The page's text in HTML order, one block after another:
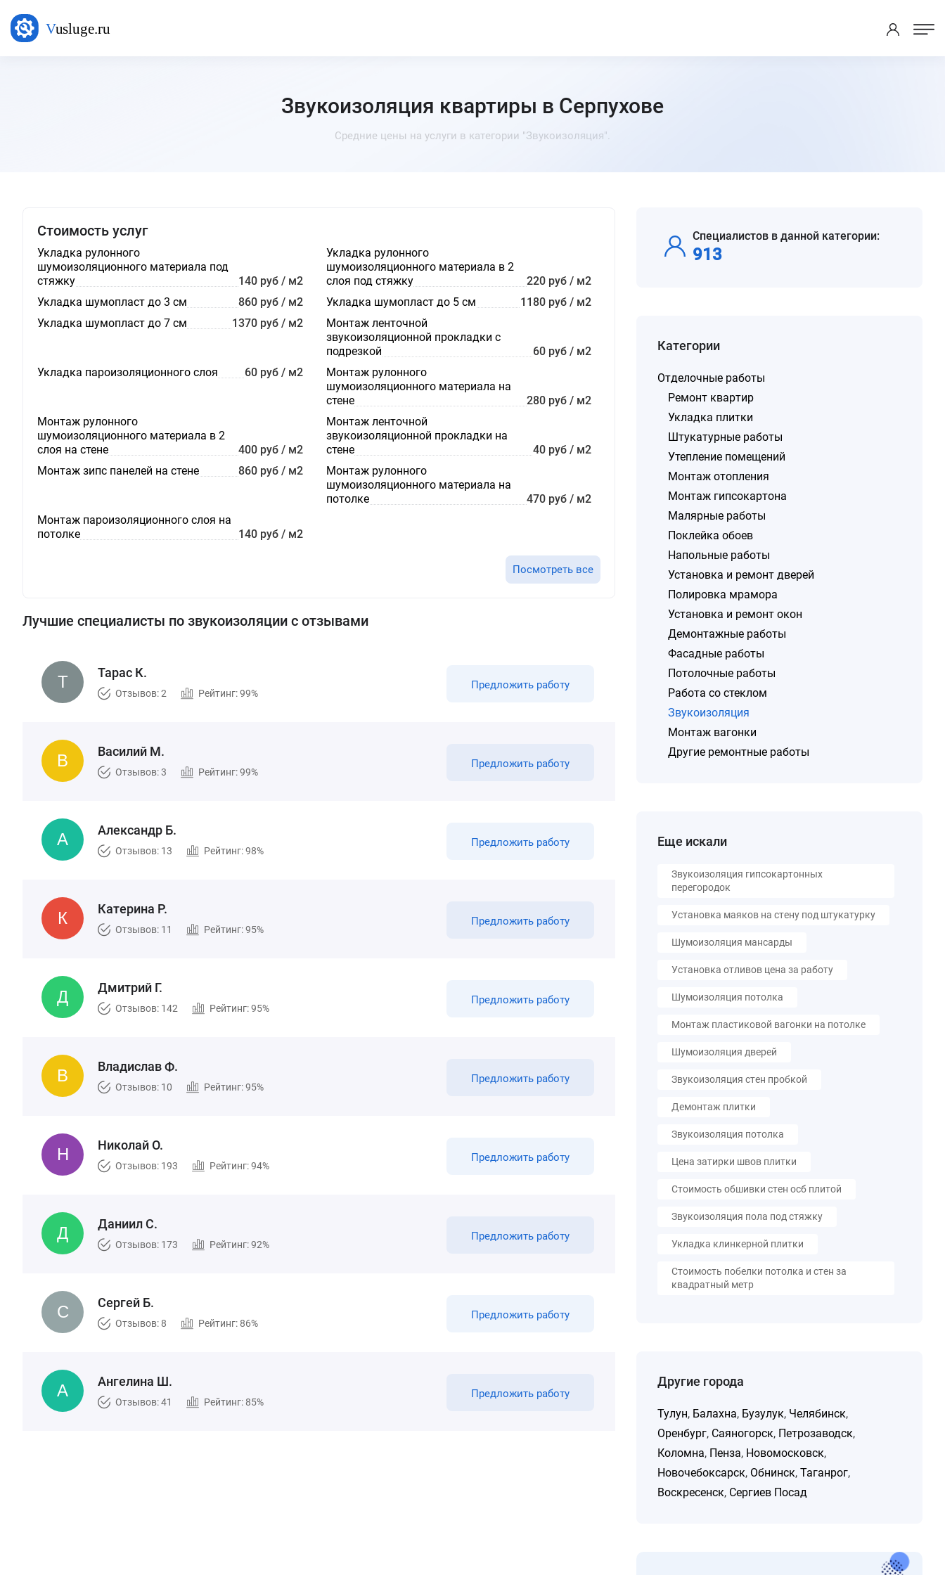
Звукоизоляция квартиры в Серпухове
Средние цены на услуги в категории "Звукоизоляция".
Стоимость услуг
Укладка рулонного
шумоизоляционного материала под
стяжку
140 руб / м2
Укладка рулонного
шумоизоляционного материала в 2
слоя под стяжку
220 руб / м2
Укладка шумопласт до 3 см
860 руб / м2 Укладка шумопласт до 5 см
1180 руб / м2
Укладка шумопласт до 7 см
1370 руб / м2
Монтаж ленточной
звукоизоляционной прокладки с
подрезкой
60 руб / м2
Укладка пароизоляционного слоя
60 руб / м2
Монтаж рулонного
шумоизоляционного материала на
стене
280 руб / м2
Монтаж рулонного
шумоизоляционного материала в 2
слоя на стене
400 руб / м2
Монтаж ленточной
звукоизоляционной прокладки на
стене
40 руб / м2
Монтаж зипс панелей на стене
860 руб / м2
Монтаж рулонного
шумоизоляционного материала на
потолке
470 руб / м2
Монтаж пароизоляционного слоя на
потолке
140 руб / м2
Посмотреть все
Лучшие специалисты по звукоизоляции с отзывами
Тарас К.
Отзывов: 2 Рейтинг: 99%
Предложить работу
Василий М.
Отзывов: 3 Рейтинг: 99%
Предложить работу
Александр Б.
Отзывов: 13 Рейтинг: 98%
Предложить работу
Катерина Р.
Отзывов: 11 Рейтинг: 95%
Предложить работу
Дмитрий Г.
Отзывов: 142 Рейтинг: 95%
Предложить работу
Владислав Ф.
Отзывов: 10 Рейтинг: 95%
Предложить работу
Николай О.
Отзывов: 193 Рейтинг: 94%
Предложить работу
Даниил С.
Отзывов: 173 Рейтинг: 92%
Предложить работу
Сергей Б.
Отзывов: 8 Рейтинг: 86%
Предложить работу
Ангелина Ш.
Отзывов: 41 Рейтинг: 85%
Предложить работу
Специалистов в данной категории:
913
Категории
Отделочные работы
Ремонт квартир
Укладка плитки
Штукатурные работы
Утепление помещений
Монтаж отопления
Монтаж гипсокартона
Малярные работы
Поклейка обоев
Напольные работы
Установка и ремонт дверей
Полировка мрамора
Установка и ремонт окон
Демонтажные работы
Фасадные работы
Потолочные работы
Работа со стеклом
Звукоизоляция
Монтаж вагонки
Другие ремонтные работы
Еще искали
Звукоизоляция гипсокартонных
перегородок
Установка маяков на стену под штукатурку
Шумоизоляция мансарды
Установка отливов цена за работу
Шумоизоляция потолка
Монтаж пластиковой вагонки на потолке
Шумоизоляция дверей
Звукоизоляция стен пробкой
Демонтаж плитки
Звукоизоляция потолка
Цена затирки швов плитки
Стоимость обшивки стен осб плитой
Звукоизоляция пола под стяжку
Укладка клинкерной плитки
Стоимость побелки потолка и стен за
квадратный метр
Другие города
Тулун, Балахна, Бузулук, Челябинск,
Оренбург, Саяногорск, Петрозаводск,
Коломна, Пенза, Новомосковск,
Новочебоксарск, Обнинск,Таганрог,
Воскресенск, Сергиев Посад